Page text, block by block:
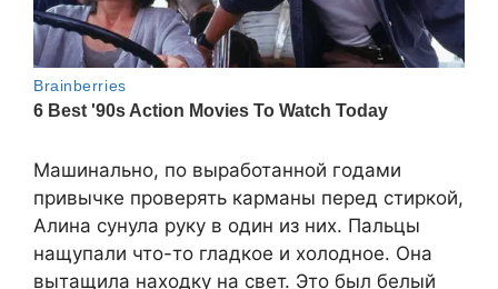
Машинально, по выработанной годами
привычке проверять карманы перед стиркой,
Алина сунула руку в один из них. Пальцы
нащупали что-то гладкое и холодное. Она
вытащила находку на свет. Это был белый